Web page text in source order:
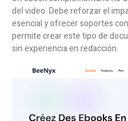
del video. Debe reforzar el
esencial y ofrecer soportes
permite crear este tipo de
sin experiencia en redacción.